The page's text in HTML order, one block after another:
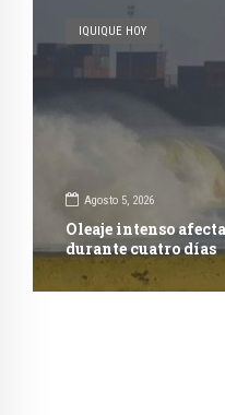
IQUIQUE HOY
Agosto 5, 2026
Oleaje intenso
durante cuatro días